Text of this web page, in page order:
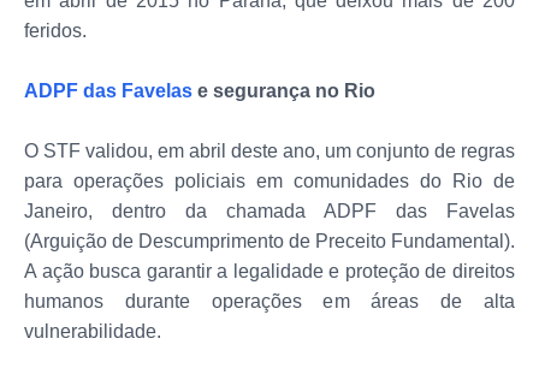
feridos.
ADPF das Favelas e segurança no Rio
O STF validou, em abril deste ano, um conjunto de regras
para operações policiais em comunidades do Rio de
Janeiro, dentro da chamada ADPF das Favelas
(Arguição de Descumprimento de Preceito Fundamental).
A ação busca garantir a legalidade e proteção de direitos
humanos durante operações em áreas de alta
vulnerabilidade.